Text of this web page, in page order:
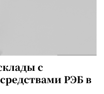
с
РЭБ в